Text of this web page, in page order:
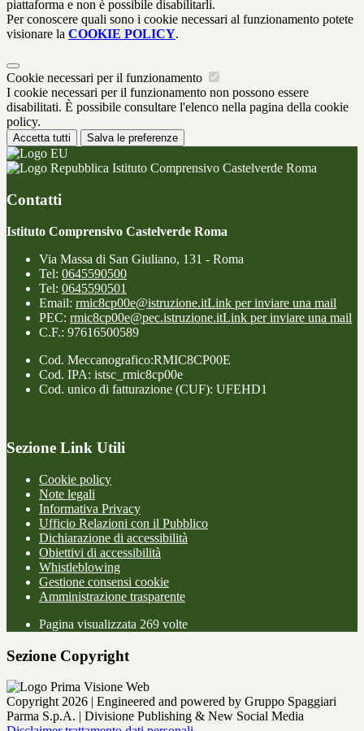
piattaforma e non è possibile disabilitarli.
Per conoscere quali sono i cookie necessari al funzionamento potete
visionare la COOKIE POLICY.
Cookie necessari per il funzionamento
I cookie necessari per il funzionamento non possono essere
disabilitati. È possibile consultare l'elenco nella pagina della cookie
policy.
Accetta tutti Salva le preferenze
Istituto Comprensivo Castelverde Roma
Contatti
Istituto Comprensivo Castelverde Roma
Via Massa di San Giuliano, 131 - Roma
Tel: 0645590500
Tel: 0645590501
Email: rmic8cp00e@istruzione.itLink per inviare una mail
PEC: rmic8cp00e@pec.istruzione.itLink per inviare una mail
C.F.: 97616500589
Cod. Meccanografico:RMIC8CP00E
Cod. IPA: istsc_rmic8cp00e
Cod. unico di fatturazione (CUF): UFEHD1
Sezione Link Utili
Cookie policy
Note legali
Informativa Privacy
Ufficio Relazioni con il Pubblico
Dichiarazione di accessibilità
Obiettivi di accessibilità
Whistleblowing
Gestione consensi cookie
Amministrazione trasparente
Pagina visualizzata 269 volte
Sezione Copyright
Copyright 2026 | Engineered and powered by Gruppo Spaggiari
Parma S.p.A. | Divisione Publishing & New Social Media